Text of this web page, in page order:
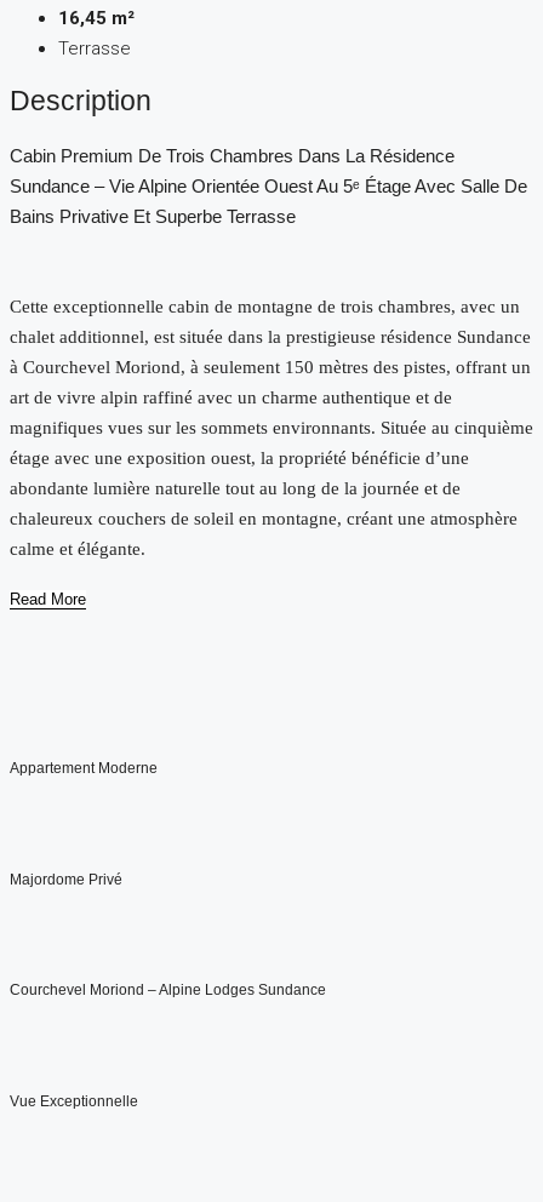
16,45 m²
Terrasse
Description
Cabin Premium De Trois Chambres Dans La Résidence
Sundance – Vie Alpine Orientée Ouest Au 5ᵉ Étage Avec Salle De
Bains Privative Et Superbe Terrasse
Cette exceptionnelle cabin de montagne de trois chambres, avec un
chalet additionnel, est située dans la prestigieuse résidence Sundance
à Courchevel Moriond, à seulement 150 mètres des pistes, offrant un
art de vivre alpin raffiné avec un charme authentique et de
magnifiques vues sur les sommets environnants. Située au cinquième
étage avec une exposition ouest, la propriété bénéficie d’une
abondante lumière naturelle tout au long de la journée et de
chaleureux couchers de soleil en montagne, créant une atmosphère
calme et élégante.
Read More
Appartement Moderne
Majordome Privé
Courchevel Moriond – Alpine Lodges Sundance
Vue Exceptionnelle